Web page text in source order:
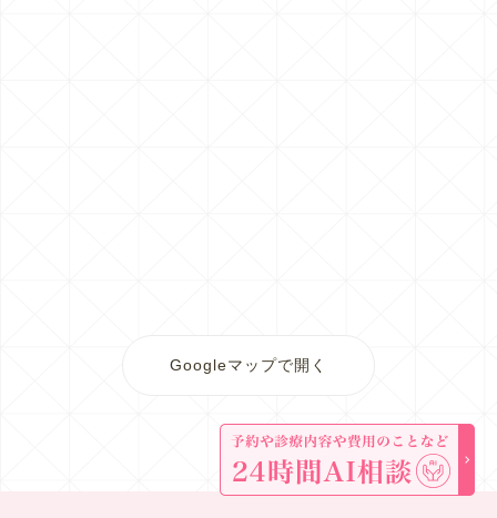
Googleマップで開く